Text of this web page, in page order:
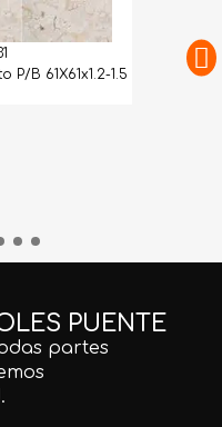
B 61X61x1.2-1.5
PUENTE
partes